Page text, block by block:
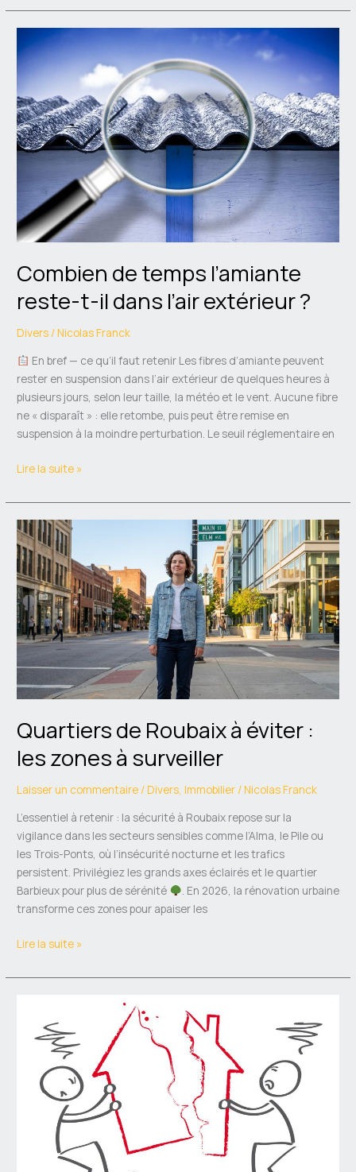
Combien de temps l’amiante
reste-t-il dans l’air extérieur ?
Divers /Nicolas Franck
En bref — ce qu’il faut retenir Les fibres d’amiante peuvent
rester en suspension dans l’air extérieur de quelques heures à
plusieurs jours, selon leur taille, la météo et le vent. Aucune fibre
ne « disparaît » : elle retombe, puis peut être remise en
suspension à la moindre perturbation. Le seuil réglementaire en
Combien
de
temps
l’amiante
reste-
t-
il
dans
l’air
extérieur
?
Lire la suite »
Quartiers de Roubaix à éviter :
les zones à surveiller
Laisser un commentaire /Divers,Immobilier /Nicolas Franck
L’essentiel à retenir : la sécurité à Roubaix repose sur la
vigilance dans les secteurs sensibles comme l’Alma, le Pile ou
les Trois-Ponts, où l’insécurité nocturne et les trafics
persistent. Privilégiez les grands axes éclairés et le quartier
Barbieux pour plus de sérénité
. En 2026, la rénovation urbaine
transforme ces zones pour apaiser les
Quartiers
de
Roubaix
à
éviter
:
les
surveiller
Lire la suite »
biens